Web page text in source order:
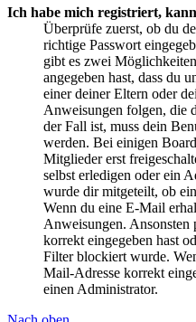
Ich habe mich registriert,
Überprüfe zuerst, ob du
richtige Passwort
gibt es zwei
angegeben hast, dass du
einer deiner Eltern oder
Anweisungen folgen, die
der Fall ist, muss dein
werden. Bei einigen
Mitglieder erst
selbst erledigen oder ein
wurde dir mitgeteilt, ob
Wenn du eine E-Mail
Anweisungen.
korrekt eingegeben hast
Filter blockiert wurde.
Mail-Adresse korrekt
einen Administrator.